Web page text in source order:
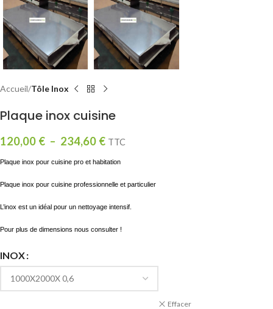
Accueil Tôle Inox
Plaque inox cuisine
120,00 € – 234,60 € TTC
Plaque inox pour cuisine pro et habitation
Plaque inox pour cuisine professionnelle et particulier
L’inox est un idéal pour un nettoyage intensif.
Pour plus de dimensions nous consulter !
INOX
Effacer